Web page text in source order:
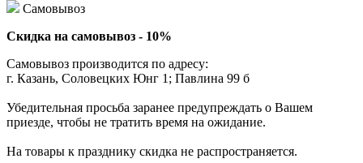
Самовывоз
Скидка на самовывоз - 10%
Самовывоз производится по адресу:
г. Казань, Соловецких Юнг 1; Павлина 99 б
Убедительная просьба заранее предупреждать о Вашем
приезде, чтобы не тратить время на ожидание.
На товары к празднику скидка не распространяется.